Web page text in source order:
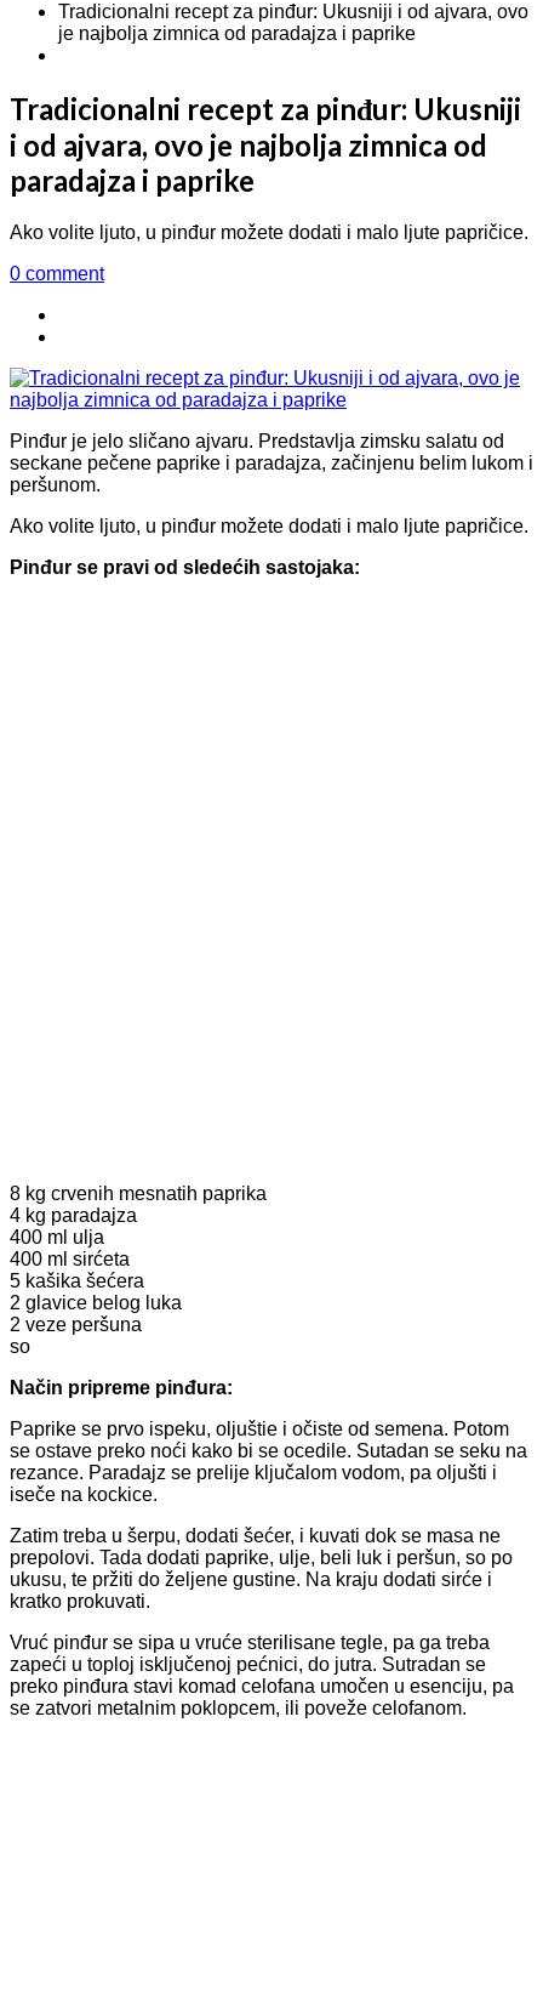
Tradicionalni recept za pinđur: Ukusniji i od ajvara, ovo
je najbolja zimnica od paradajza i paprike
Tradicionalni recept za pinđur: Ukusniji
i od ajvara, ovo je najbolja zimnica od
paradajza i paprike
Ako volite ljuto, u pinđur možete dodati i malo ljute papričice.
0 comment
Pinđur je jelo sličano ajvaru. Predstavlja zimsku salatu od
seckane pečene paprike i paradajza, začinjenu belim lukom i
peršunom.
Ako volite ljuto, u pinđur možete dodati i malo ljute papričice.
Pinđur se pravi od sledećih sastojaka:
8 kg crvenih mesnatih paprika
4 kg paradajza
400 ml ulja
400 ml sirćeta
5 kašika šećera
2 glavice belog luka
2 veze peršuna
so
Način pripreme pinđura:
Paprike se prvo ispeku, oljuštie i očiste od semena. Potom
se ostave preko noći kako bi se ocedile. Sutadan se seku na
rezance. Paradajz se prelije ključalom vodom, pa oljušti i
iseče na kockice.
Zatim treba u šerpu, dodati šećer, i kuvati dok se masa ne
prepolovi. Tada dodati paprike, ulje, beli luk i peršun, so po
ukusu, te pržiti do željene gustine. Na kraju dodati sirće i
kratko prokuvati.
Vruć pinđur se sipa u vruće sterilisane tegle, pa ga treba
zapeći u toploj isključenoj pećnici, do jutra. Sutradan se
preko pinđura stavi komad celofana umočen u esenciju, pa
se zatvori metalnim poklopcem, ili poveže celofanom.